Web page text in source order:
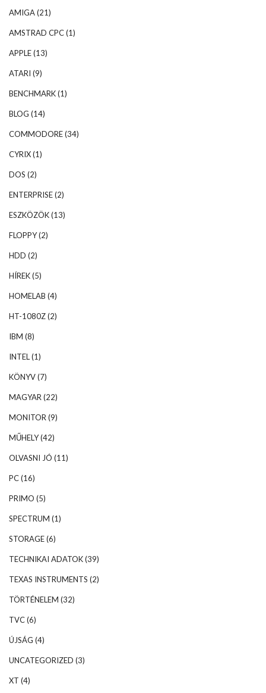
AMIGA(21)
AMSTRAD CPC(1)
APPLE(13)
ATARI (9)
BENCHMARK(1)
BLOG (14)
COMMODORE(34)
CYRIX(1)
DOS (2)
ENTERPRISE(2)
ESZKÖZÖK(13)
FLOPPY(2)
HDD (2)
HÍREK(5)
HOMELAB (4)
HT-1080Z(2)
IBM (8)
INTEL(1)
KÖNYV(7)
MAGYAR(22)
MONITOR(9)
MŰHELY(42)
OLVASNI JÓ (11)
PC(16)
PRIMO (5)
SPECTRUM (1)
STORAGE(6)
TECHNIKAI ADATOK(39)
TEXAS INSTRUMENTS (2)
TÖRTÉNELEM (32)
TVC(6)
ÚJSÁG (4)
UNCATEGORIZED (3)
XT (4)